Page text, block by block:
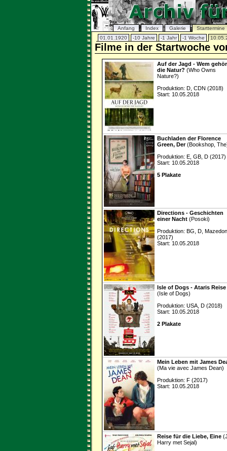
Anfang Index Galerie
Starttermine
01.01.1920
-10 Jahre -1 Jahr -1 Woche
Filme in der Startwoche
Auf der Jagd - Wem
die Natur? (Who Owns
Nature?)
Produktion: D, CDN (2018)
Start: 10.05.2018
Buchladen der Florence
Green, Der(Bookshop,
Produktion: E, GB, D (2017)
Start: 10.05.2018
5 Plakate
Directions - Geschichten
einer Nacht (Posoki)
Produktion: BG, D,
(2017)
Start: 10.05.2018
Isle of Dogs - Ataris Reise
(Isle of Dogs)
Produktion: USA, D (2018)
Start: 10.05.2018
2 Plakate
Mein Leben mit James
(Ma vie avec James Dean)
Produktion: F (2017)
Start: 10.05.2018
Reise für die Liebe, Eine
Harry met Sejal)